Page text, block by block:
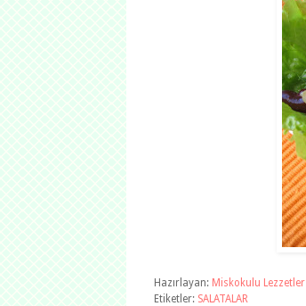
Hazırlayan: Miskokulu Lezzetler
Etiketler: SALATALAR